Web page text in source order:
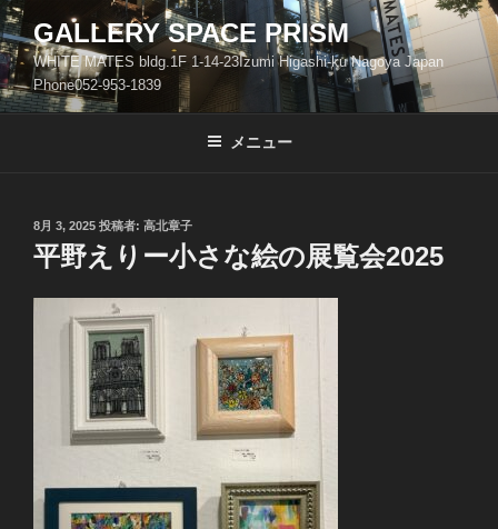
コ
ン
テ
ン
ツ
GALLERY SPACE PRISM
WHITE MATES bldg.1F 1-14-23Izumi Higashi-ku Nagoya Japan
Phone052-953-1839
メニュー
投
稿
8月 3, 2025 投稿者: 高北章子
平野えりー小さな絵の展覧会2025